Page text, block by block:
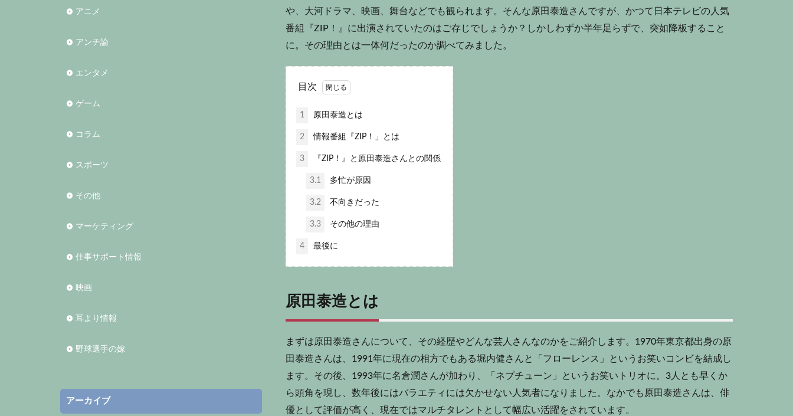
や、大河ドラマ、映画、舞台などでも観られます。そんな原田泰造さんですが、かつて日本テレビの人気
番組『ZIP！』に出演されていたのはご存じでしょうか？しかしわずか半年足らずで、突如降板すること
に。その理由とは一体何だったのか調べてみました。
目次
1 原田泰造とは
2 情報番組『ZIP！」とは
3 『ZIP！』と原田泰造さんとの関係
3.1 多忙が原因
3.2 不向きだった
3.3 その他の理由
4 最後に
原田泰造とは
まずは原田泰造さんについて、その経歴やどんな芸人さんなのかをご紹介します。1970年東京都出身の原
田泰造さんは、1991年に現在の相方でもある堀内健さんと「フローレンス」というお笑いコンビを結成し
ます。その後、1993年に名倉潤さんが加わり、「ネプチューン」というお笑いトリオに。3人とも早くか
ら頭角を現し、数年後にはバラエティには欠かせない人気者になりました。なかでも原田泰造さんは、俳
優として評価が高く、現在ではマルチタレントとして幅広い活躍をされています。
アニメ
アンチ論
エンタメ
ゲーム
コラム
スポーツ
その他
マーケティング
仕事サポート情報
映画
耳より情報
野球選手の嫁
アーカイブ